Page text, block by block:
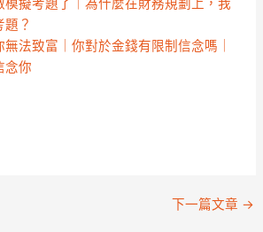
擬考題了｜為什麼在財務規劃上，我
？
法致富｜你對於金錢有限制信念嗎｜
念你
下一篇文章 →